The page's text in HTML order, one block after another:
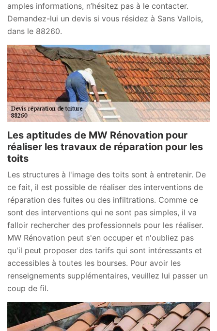
amples informations, n’hésitez pas à le contacter.
Demandez-lui un devis si vous résidez à Sans Vallois,
dans le 88260.
Les aptitudes de MW Rénovation pour
réaliser les travaux de réparation pour les
toits
Les structures à l'image des toits sont à entretenir. De
ce fait, il est possible de réaliser des interventions de
réparation des fuites ou des infiltrations. Comme ce
sont des interventions qui ne sont pas simples, il va
falloir rechercher des professionnels pour les réaliser.
MW Rénovation peut s'en occuper et n'oubliez pas
qu'il peut proposer des tarifs qui sont intéressants et
accessibles à toutes les bourses. Pour avoir les
renseignements supplémentaires, veuillez lui passer un
coup de fil.